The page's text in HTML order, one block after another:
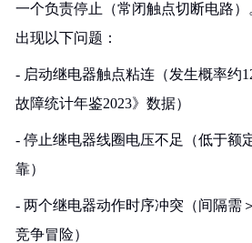
一个负责停止（常闭触点切断电路
出现以下问题：
- 启动继电器触点粘连（发生概率约
故障统计年鉴2023》数据）
- 停止继电器线圈电压不足（低于额
靠）
- 两个继电器动作时序冲突（间隔需
竞争冒险）